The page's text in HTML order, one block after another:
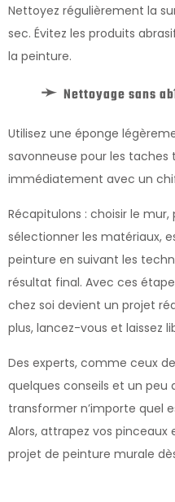
Nettoyez régulièrement la
sec. Évitez les produits
la peinture.
Nettoyage sans
Utilisez une éponge
savonneuse pour les taches
immédiatement avec un
Récapitulons : choisir le
sélectionner les matériaux,
peinture en suivant les
résultat final. Avec ces
chez soi devient un projet
plus, lancez-vous et laissez
Des experts, comme ceux
quelques conseils et un peu
transformer n’importe quel
Alors, attrapez vos
projet de peinture murale